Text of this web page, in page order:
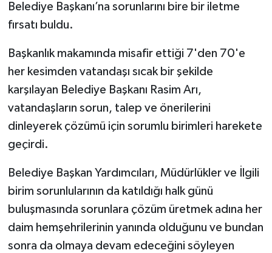
Belediye Başkanı’na sorunlarını bire bir iletme
fırsatı buldu.
Başkanlık makamında misafir ettiği 7'den 70'e
her kesimden vatandaşı sıcak bir şekilde
karşılayan Belediye Başkanı Rasim Arı,
vatandaşların sorun, talep ve önerilerini
dinleyerek çözümü için sorumlu birimleri harekete
geçirdi.
Belediye Başkan Yardımcıları, Müdürlükler ve İlgili
birim sorunlularının da katıldığı halk günü
buluşmasında sorunlara çözüm üretmek adına her
daim hemşehrilerinin yanında olduğunu ve bundan
sonra da olmaya devam edeceğini söyleyen